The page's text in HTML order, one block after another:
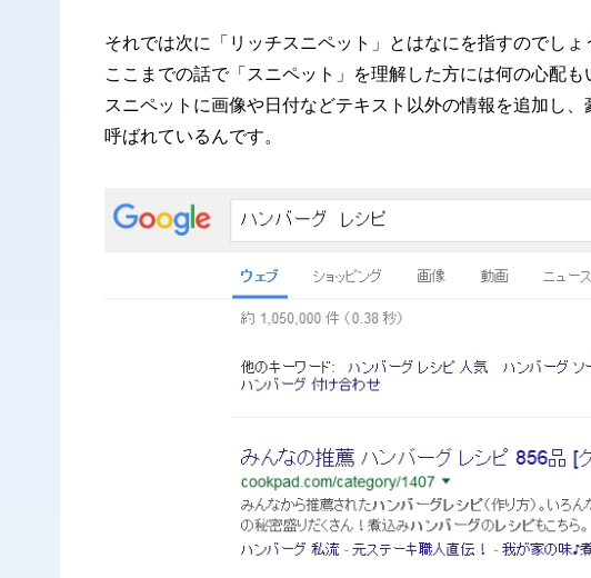
それでは次に「リッチスニペット」とはなにを指すのでしょ
ここまでの話で「スニペット」を理解した方には何の心配も
スニペットに画像や日付などテキスト以外の情報を追加し、
呼ばれているんです。